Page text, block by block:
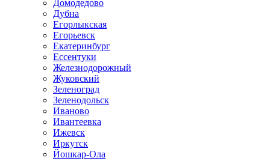
Домодедово
Дубна
Егорлыкская
Егорьевск
Екатеринбург
Ессентуки
Железнодорожный
Жуковский
Зеленоград
Зеленодольск
Иваново
Ивантеевка
Ижевск
Иркутск
Йошкар-Ола